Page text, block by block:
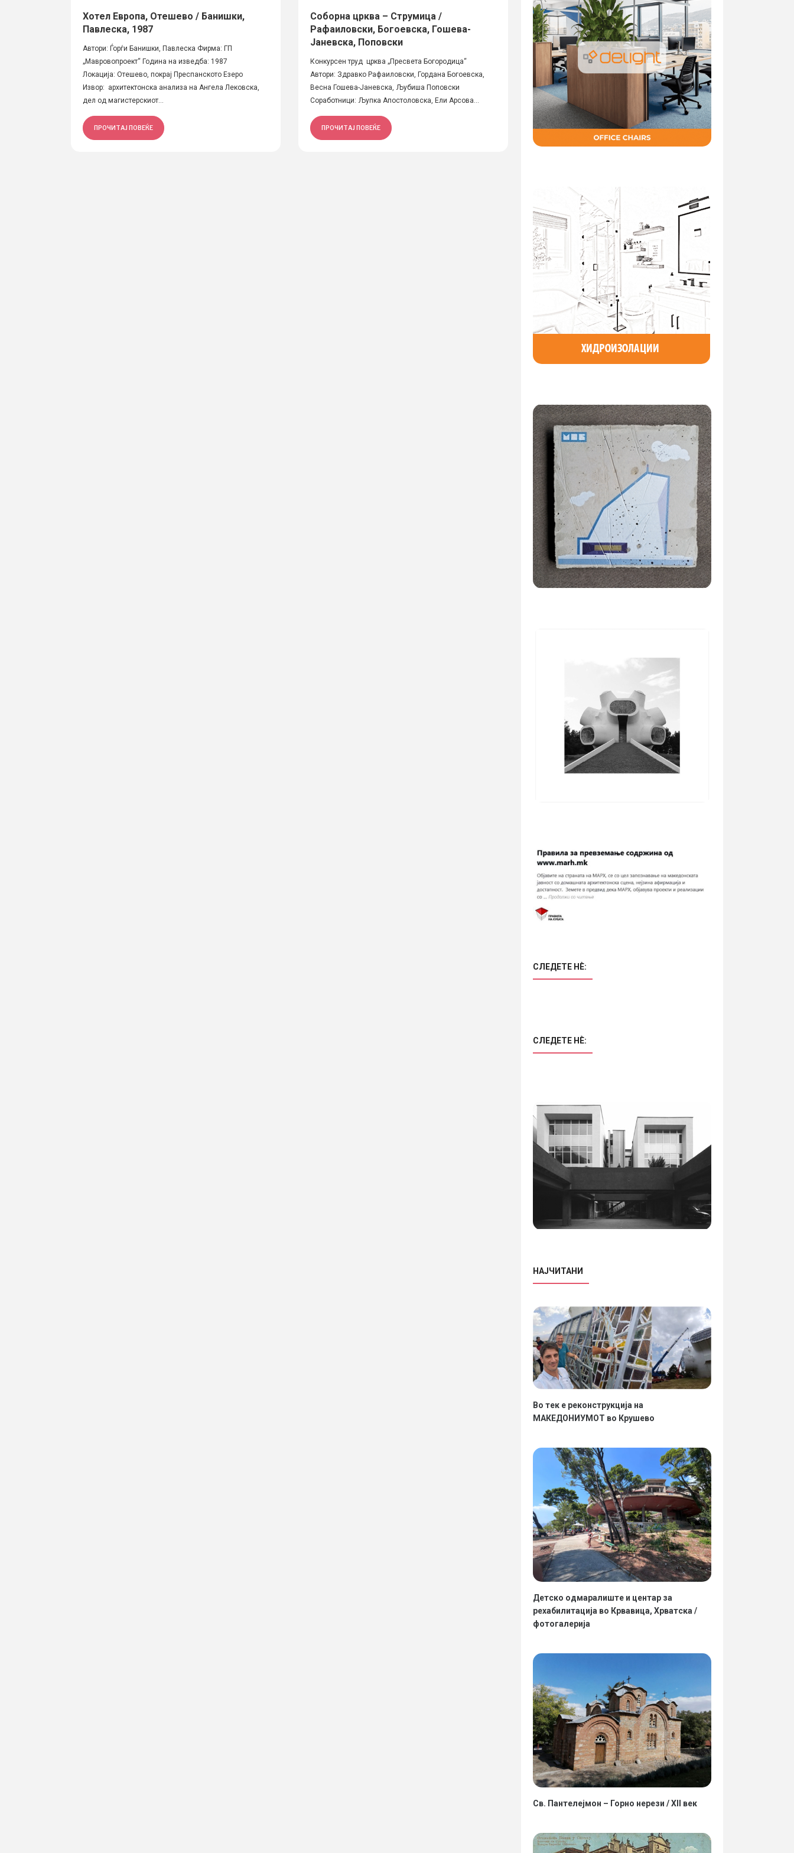
Хотел Европа, Отешево / Банишки,
Павлеска, 1987
Автори: Ѓорѓи Банишки, Павлеска Фирма: ГП
„Мавровопроект“ Година на изведба: 1987
Локација: Отешево, покрај Преспанското Езеро
Извор: архитектонска анализа на Ангела Лековска,
дел од магистерскиот...
ПРОЧИТАЈ ПОВЕЌЕ
Соборна црква – Струмица /
Рафаиловски, Богоевска, Гошева-
Јаневска, Поповски
Конкурсен труд црква „Пресвета Богородица“
Автори: Здравко Рафаиловски, Гордана Богоевска,
Весна Гошева-Јаневска, Љубиша Поповски
Соработници: Љупка Апостоловска, Ели Арсова...
ПРОЧИТАЈ ПОВЕЌЕ
СЛЕДЕТЕ НÈ:
СЛЕДЕТЕ НÈ:
НАЈЧИТАНИ
Во тек е реконструкција на
МАКЕДОНИУМОТ во Крушево
Детско одмаралиште и центар за
рехабилитација во Крвавица, Хрватска /
фотогалерија
Св. Пантелејмон – Горно нерези / XII век